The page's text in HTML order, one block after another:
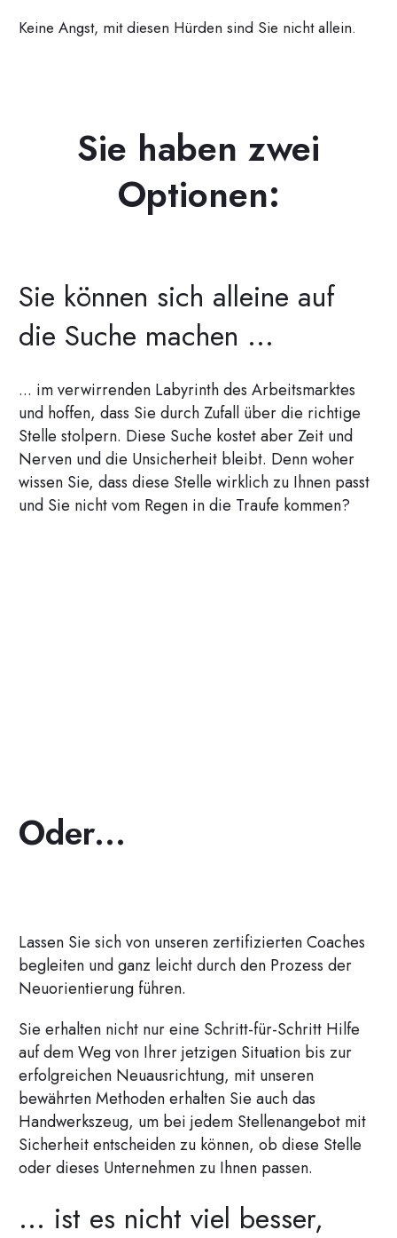
Keine Angst, mit diesen Hürden sind Sie nicht allein.
Sie haben zwei
Optionen:
Sie können sich alleine auf
die Suche machen ...
... im verwirrenden Labyrinth des Arbeitsmarktes
und hoffen, dass Sie durch Zufall über die richtige
Stelle stolpern. Diese Suche kostet aber Zeit und
Nerven und die Unsicherheit bleibt. Denn woher
wissen Sie, dass diese Stelle wirklich zu Ihnen passt
und Sie nicht vom Regen in die Traufe kommen?
Oder...
Lassen Sie sich von unseren zertifizierten Coaches
begleiten und ganz leicht durch den Prozess der
Neuorientierung führen.
Sie erhalten nicht nur eine Schritt-für-Schritt Hilfe
auf dem Weg von Ihrer jetzigen Situation bis zur
erfolgreichen Neuausrichtung, mit unseren
bewährten Methoden erhalten Sie auch das
Handwerkszeug, um bei jedem Stellenangebot mit
Sicherheit entscheiden zu können, ob diese Stelle
oder dieses Unternehmen zu Ihnen passen.
... ist es nicht viel besser,